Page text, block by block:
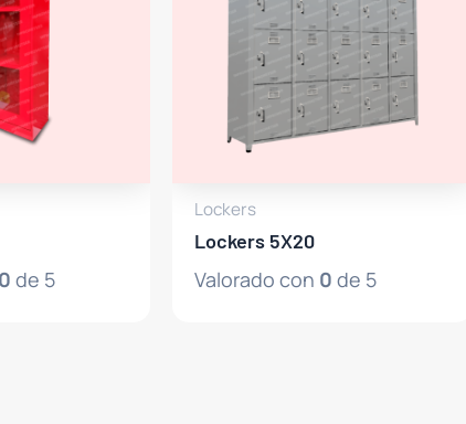
0 de 5
Lockers
Lockers 5X20
Valorado con 0 de 5